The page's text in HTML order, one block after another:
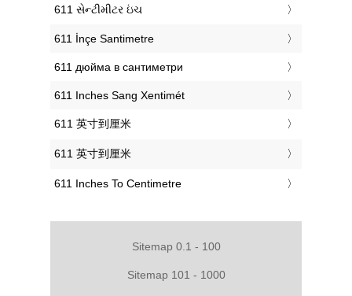
‎611 સેન્ટીમીટર ઇંચ
‎611 İnçe Santimetre
‎611 дюйма в сантиметри
‎611 Inches Sang Xentimét
‎611 英寸到厘米
‎611 英寸到厘米
‎611 Inches To Centimetre
Sitemap 0.1 - 100
Sitemap 101 - 1000